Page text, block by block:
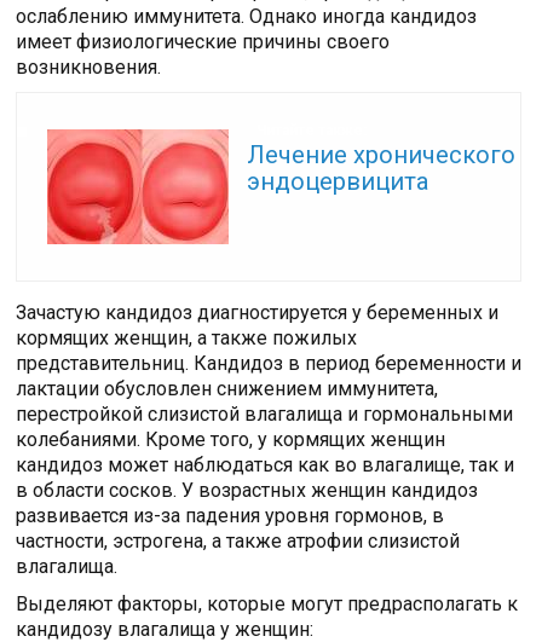
ослаблению иммунитета. Однако иногда кандидоз
имеет физиологические причины своего
возникновения.
Лечение хронического
эндоцервицита
Зачастую кандидоз диагностируется у беременных и
кормящих женщин, а также пожилых
представительниц. Кандидоз в период беременности и
лактации обусловлен снижением иммунитета,
перестройкой слизистой влагалища и гормональными
колебаниями. Кроме того, у кормящих женщин
кандидоз может наблюдаться как во влагалище, так и
в области сосков. У возрастных женщин кандидоз
развивается из-за падения уровня гормонов, в
частности, эстрогена, а также атрофии слизистой
влагалища.
Выделяют факторы, которые могут предрасполагать к
кандидозу влагалища у женщин: